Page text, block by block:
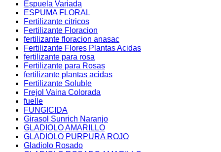
Espuela Variada
ESPUMA FLORAL
Fertilizante citricos
Fertilizante Floracion
fertilizante floracion anasac
Fertilizante Flores Plantas Acidas
fertilizante para rosa
Fertilizante para Rosas
fertilizante plantas acidas
Fertilizante Soluble
Frejol Vaina Colorada
fuelle
FUNGICIDA
Girasol Sunrich Naranjo
GLADIOLO AMARILLO
GLADIOLO PURPURA ROJO
Gladiolo Rosado